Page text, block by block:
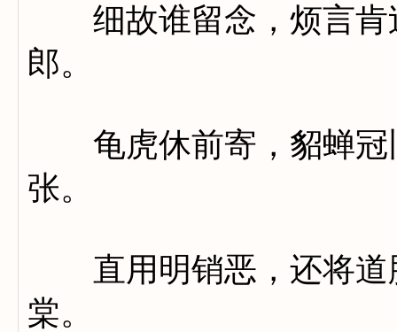
细故谁留念，烦言肯
郎。
龟虎休前寄，貂蝉冠
张。
直用明销恶，还将道
棠。